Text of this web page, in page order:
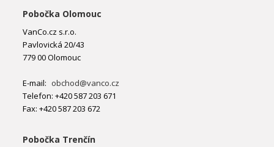
Pobočka Olomouc
VanCo.cz s.r.o.
Pavlovická 20/43
779 00 Olomouc
E-mail: obchod@vanco.cz
Telefon: +420 587 203 671
Fax: +420 587 203 672
Pobočka Trenčín